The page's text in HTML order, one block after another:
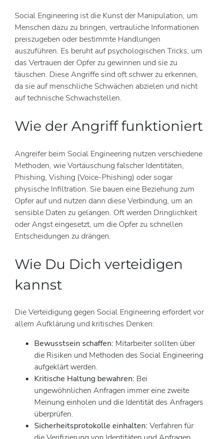
Social Engineering ist die Kunst der Manipulation, um
Menschen dazu zu bringen, vertrauliche Informationen
preiszugeben oder bestimmte Handlungen
auszuführen. Es beruht auf psychologischen Tricks, um
das Vertrauen der Opfer zu gewinnen und sie zu
täuschen. Diese Angriffe sind oft schwer zu erkennen,
da sie auf menschliche Schwächen abzielen und nicht
auf technische Schwachstellen.
Wie der Angriff funktioniert
Angreifer beim Social Engineering nutzen verschiedene
Methoden, wie Vortäuschung falscher Identitäten,
Phishing, Vishing (Voice-Phishing) oder sogar
physische Infiltration. Sie bauen eine Beziehung zum
Opfer auf und nutzen dann diese Verbindung, um an
sensible Daten zu gelangen. Oft werden Dringlichkeit
oder Angst eingesetzt, um die Opfer zu schnellen
Entscheidungen zu drängen.
Wie Du Dich verteidigen
kannst
Die Verteidigung gegen Social Engineering erfordert vor
allem Aufklärung und kritisches Denken:
Bewusstsein schaffen: Mitarbeiter sollten über
die Risiken und Methoden des Social Engineering
aufgeklärt werden.
Kritische Haltung bewahren: Bei
ungewöhnlichen Anfragen immer eine zweite
Meinung einholen und die Identität des Anfragers
überprüfen.
Sicherheitsprotokolle einhalten: Verfahren für